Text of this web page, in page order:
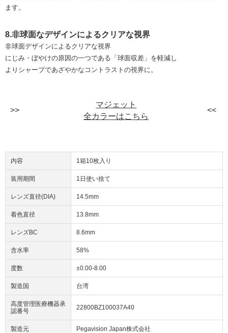
ます。
8.非球面なデザインによるクリアな視界
非球面デザインによるクリアな視界
にじみ・ぼやけの原因の一つである「球面収差」を軽減し
よりシャープであざやかなコントラストの視界に。
マジェット
全カラーはこちら
内容 1箱10枚入り
装用期間 1日使い捨て
レンズ直径(DIA) 14.5mm
着色直径 13.8mm
レンズBC 8.6mm
含水率 58%
度数 ±0.00-8.00
製造国 台湾
高度管理医療機器承
認番号
22800BZ100037A40
製造元 Pegavision Japan株式会社